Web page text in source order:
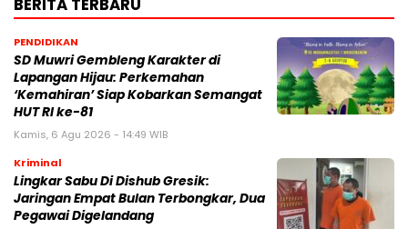
BERITA TERBARU
PENDIDIKAN
SD Muwri Gembleng Karakter di
Lapangan Hijau: Perkemahan
‘Kemahiran’ Siap Kobarkan Semangat
HUT RI ke-81
Kamis, 6 Agu 2026 - 14:49 WIB
Kriminal
Lingkar Sabu Di Dishub Gresik:
Jaringan Empat Bulan Terbongkar, Dua
Pegawai Digelandang